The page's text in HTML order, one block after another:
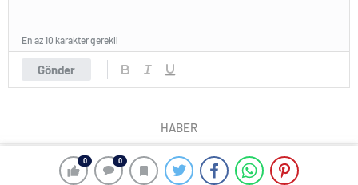
0 0
Gönder
En az 10 karakter gerekli
HABER